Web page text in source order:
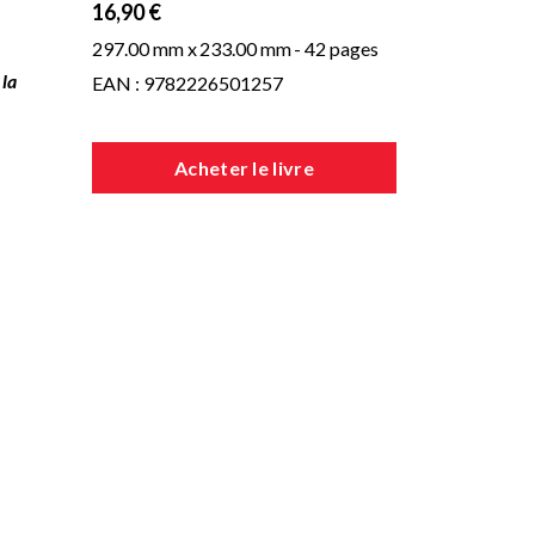
16,90 €
297.00 mm x233.00 mm- 42 pages
EAN : 9782226501257
Acheter le livre